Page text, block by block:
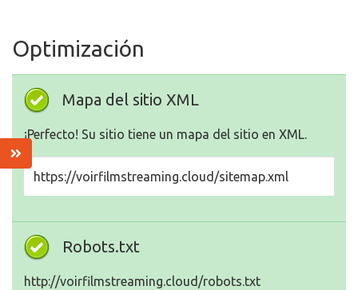
Optimización
Mapa del sitio XML
¡Perfecto! Su sitio tiene un mapa del sitio en XML.
https://voirfilmstreaming.cloud/sitemap.xml
Robots.txt
http://voirfilmstreaming.cloud/robots.txt